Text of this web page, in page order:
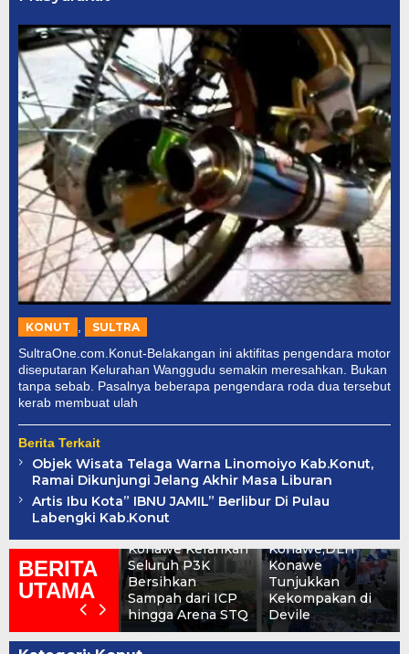
KONUT SULTRA
SultraOne.com.Konut-Belakangan ini aktifitas pengendara motor
diseputaran Kelurahan Wanggudu semakin meresahkan. Bukan
tanpa sebab. Pasalnya beberapa pengendara roda dua tersebut
kerab membuat ulah
Berita Terkait
Objek Wisata Telaga Warna Linomoiyo Kab.Konut,
Ramai Dikunjungi Jelang Akhir Masa Liburan
Artis Ibu Kota” IBNU JAMIL” Berlibur Di Pulau
Labengki Kab.Konut
BERITA
UTAMA
Sampah
Berserakan Usai
Pembukaan
Konawe Kerahkan
Seluruh P3K
Bersihkan
Sampah dari ICP
hingga Arena STQ
Semarak
Konawe,DLH
Konawe
Tunjukkan
Kekompakan di
Devile